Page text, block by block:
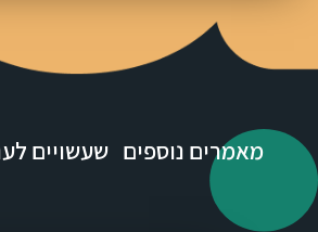
מאמרים נוספים שעשויים